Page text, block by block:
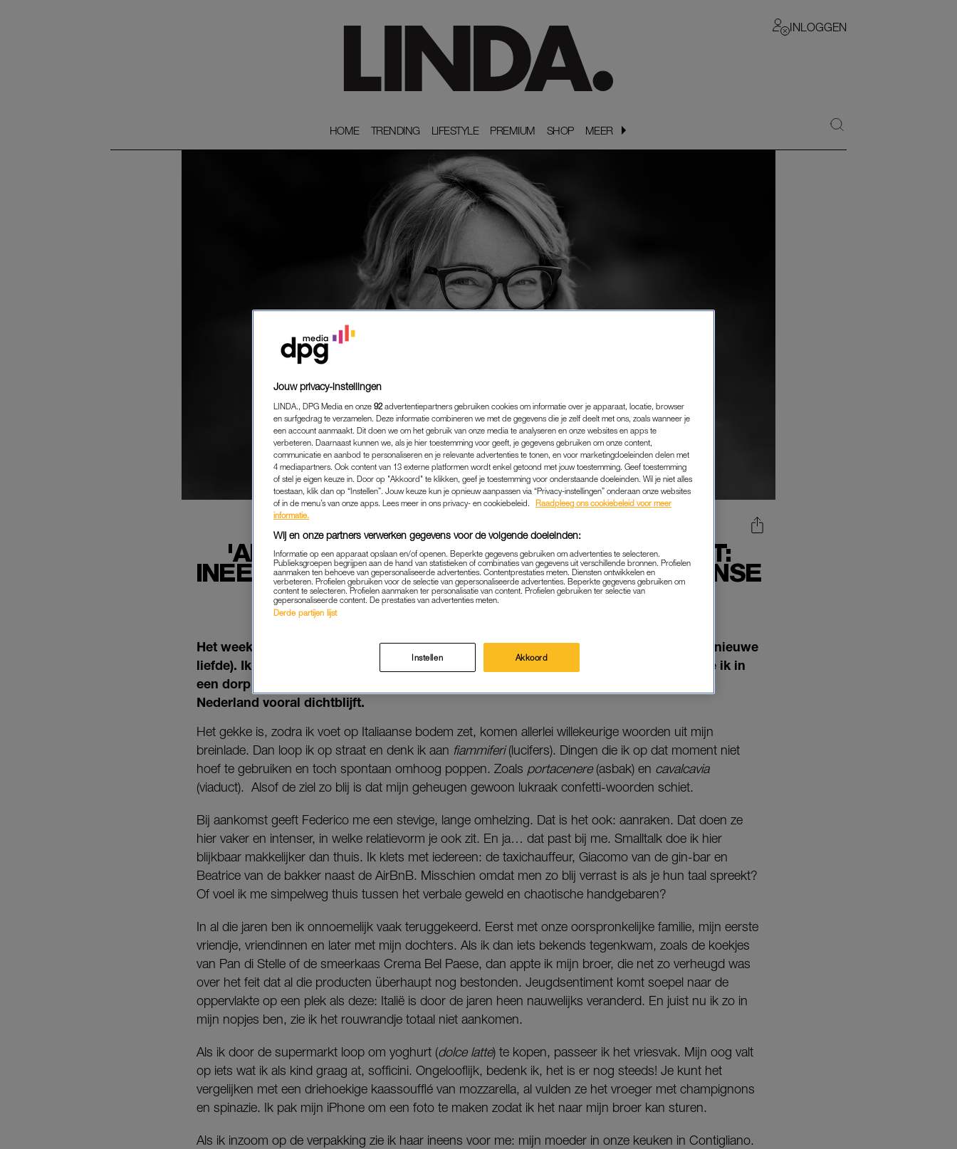
INLOGGEN
HOME
HOME TRENDING
TRENDING LIFESTYLE
LIFESTYLE PREMIUM
PREMIUM SHOP
SHOP MEER
MEER
'ALS ROUW MET EEN MOKERSLAG KOMT:
INEENS STA IK HUILEND VOOR HET ITALIAANSE
VRIESVAK'
Het weekend Stockholm ruilde ik om voor Milaan (iets met nul verwachtingen en een nieuwe
liefde). Ik keek er al weken naar uit. Van mijn vijfde tot mijn achtste levensjaar woonde ik in
een dorp midden in de Apennijnen. Sinds dat moment opent Italië iets in me, dat in
Nederland vooral dichtblijft.
Het gekke is, zodra ik voet op Italiaanse bodem zet, komen allerlei willekeurige woorden uit mijn
breinlade. Dan loop ik op straat en denk ik aan fiammiferi(lucifers). Dingen die ik op dat moment niet
hoef te gebruiken en toch spontaan omhoog poppen. Zoals portacenere(asbak) en cavalcavia
(viaduct). Alsof de ziel zo blij is dat mijn geheugen gewoon lukraak confetti-woorden schiet.
Bij aankomst geeft Federico me een stevige, lange omhelzing. Dat is het ook: aanraken. Dat doen ze
hier vaker en intenser, in welke relatievorm je ook zit. En ja… dat past bij me. Smalltalk doe ik hier
blijkbaar makkelijker dan thuis. Ik klets met iedereen: de taxichauffeur, Giacomo van de gin-bar en
Beatrice van de bakker naast de AirBnB. Misschien omdat men zo blij verrast is als je hun taal spreekt?
Of voel ik me simpelweg thuis tussen het verbale geweld en chaotische handgebaren?
In al die jaren ben ik onnoemelijk vaak teruggekeerd. Eerst met onze oorspronkelijke familie, mijn eerste
vriendje, vriendinnen en later met mijn dochters. Als ik dan iets bekends tegenkwam, zoals de koekjes
van Pan di Stelle of de smeerkaas Crema Bel Paese, dan appte ik mijn broer, die net zo verheugd was
over het feit dat al die producten überhaupt nog bestonden. Jeugdsentiment komt soepel naar de
oppervlakte op een plek als deze: Italië is door de jaren heen nauwelijks veranderd. En juist nu ik zo in
mijn nopjes ben, zie ik het rouwrandje totaal niet aankomen.
Als ik door de supermarkt loop om yoghurt (dolce latte) te kopen, passeer ik het vriesvak. Mijn oog valt
op iets wat ik als kind graag at, sofficini. Ongelooflijk, bedenk ik, het is er nog steeds! Je kunt het
vergelijken met een driehoekige kaassoufflé van mozzarella, al vulden ze het vroeger met champignons
en spinazie. Ik pak mijn iPhone om een foto te maken zodat ik het naar mijn broer kan sturen.
Als ik inzoom op de verpakking zie ik haar ineens voor me: mijn moeder in onze keuken in Contigliano.
Jouw privacy-instellingen
LINDA., DPG Media en onze 92 advertentiepartners gebruiken cookies om informatie over je apparaat, locatie, browser
en surfgedrag te verzamelen. Deze informatie combineren we met de gegevens die je zelf deelt met ons, zoals wanneer je
een account aanmaakt. Dit doen we om het gebruik van onze media te analyseren en onze websites en apps te
verbeteren. Daarnaast kunnen we, als je hier toestemming voor geeft, je gegevens gebruiken om onze content,
communicatie en aanbod te personaliseren en je relevante advertenties te tonen, en voor marketingdoeleinden delen met
4 mediapartners. Ook content van 13 externe platformen wordt enkel getoond met jouw toestemming. Geef toestemming
of stel je eigen keuze in. Door op "Akkoord" te klikken, geef je toestemming voor onderstaande doeleinden. Wil je niet alles
toestaan, klik dan op “Instellen”. Jouw keuze kun je opnieuw aanpassen via “Privacy-instellingen” onderaan onze websites
of in de menu’s van onze apps. Lees meer in ons privacy- en cookiebeleid.
Raadpleeg ons cookiebeleid voor meer
informatie.
Wij en onze partners verwerken gegevens voor de volgende doeleinden:
Informatie op een apparaat opslaan en/of openen. Beperkte gegevens gebruiken om advertenties te selecteren.
Publieksgroepen begrijpen aan de hand van statistieken of combinaties van gegevens uit verschillende bronnen. Profielen
aanmaken ten behoeve van gepersonaliseerde advertenties. Contentprestaties meten. Diensten ontwikkelen en
verbeteren. Profielen gebruiken voor de selectie van gepersonaliseerde advertenties. Beperkte gegevens gebruiken om
content te selecteren. Profielen aanmaken ter personalisatie van content. Profielen gebruiken ter selectie van
gepersonaliseerde content. De prestaties van advertenties meten.
Derde partijen lijst
Instellen Akkoord